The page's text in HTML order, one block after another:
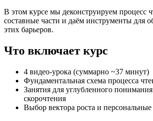
В этом курсе мы деконструируем процесс
составные части и даём инструменты для
этих барьеров.
Что включает курс
4 видео-урока (суммарно ~37 минут)
Фундаментальная схема процесса
Занятия для углубленного
скорочтения
Выбор вектора роста и